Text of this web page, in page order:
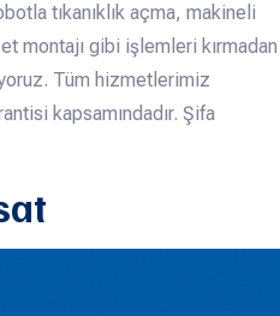
tıkanıklık açma, makineli
montajı gibi işlemleri kırmadan
Tüm hizmetlerimiz
kapsamındadır. Şifa